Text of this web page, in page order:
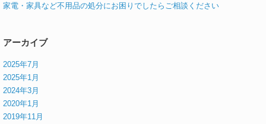
家電・家具など不用品の処分にお困りでしたらご相談ください
アーカイブ
2025年7月
2025年1月
2024年3月
2020年1月
2019年11月